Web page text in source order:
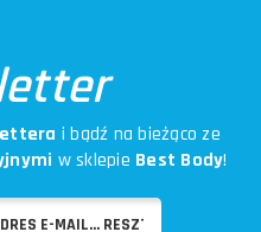
i bądź na bieżąco ze
w sklepie Best Body!